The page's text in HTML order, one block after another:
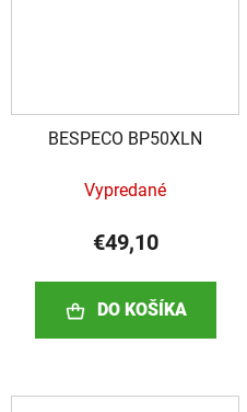
BESPECO BP50XLN
Vypredané
€49,10
DO KOŠÍKA